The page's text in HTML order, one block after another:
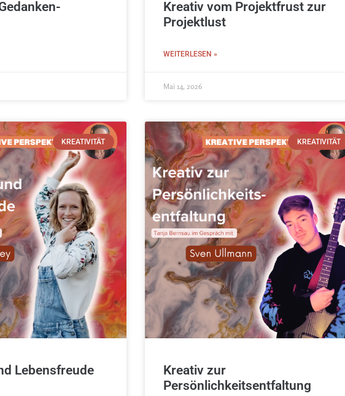
Kreativ vom Projektfrust zur
Projektlust
WEITERLESEN »
Mai 14, 2026
KREATIVITÄT
Lebensfreude
KREATIVITÄT
Kreativ zur
Persönlichkeitsentfaltung